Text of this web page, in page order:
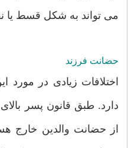
می تواند به شکل قسط یا
حضانت فرزند
اختلافات زیادی در
از حضانت والدین خارج